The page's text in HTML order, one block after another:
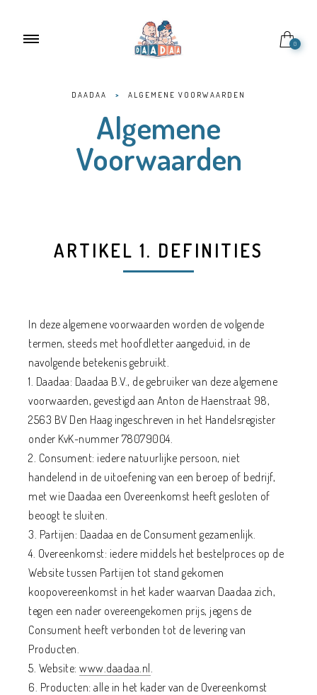
0
DAADAA > ALGEMENE VOORWAARDEN
Algemene
Voorwaarden
ARTIKEL 1. DEFINITIES
In deze algemene voorwaarden worden de volgende
termen, steeds met hoofdletter aangeduid, in de
navolgende betekenis gebruikt.
1. Daadaa: Daadaa B.V., de gebruiker van deze algemene
voorwaarden, gevestigd aan Anton de Haenstraat 98,
2563 BV Den Haag ingeschreven in het Handelsregister
onder KvK-nummer 78079004.
2. Consument: iedere natuurlijke persoon, niet
handelend in de uitoefening van een beroep of bedrijf,
met wie Daadaa een Overeenkomst heeft gesloten of
beoogt te sluiten.
3. Partijen: Daadaa en de Consument gezamenlijk.
4. Overeenkomst: iedere middels het bestelproces op de
Website tussen Partijen tot stand gekomen
koopovereenkomst in het kader waarvan Daadaa zich,
tegen een nader overeengekomen prijs, jegens de
Consument heeft verbonden tot de levering van
Producten.
5. Website: www.daadaa.nl .
6. Producten: alle in het kader van de Overeenkomst